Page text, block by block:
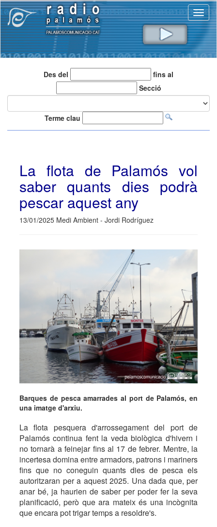
Des del
fins al
Secció
Terme clau
La flota de Palamós vol
saber quants dies podrà
pescar aquest any
13/01/2025 Medi Ambient - Jordi Rodríguez
Barques de pesca amarrades al port de Palamós, en
una imatge d'arxiu.
La flota pesquera d'arrossegament del port de
Palamós continua fent la veda biològica d'hivern i
no tornarà a feinejar fins al 17 de febrer. Mentre, la
incertesa domina entre armadors, patrons i mariners
fins que no coneguin quants dies de pesca els
autoritzaran per a aquest 2025. Una dada que, per
anar bé, ja haurien de saber per poder fer la seva
planificació, però que ara mateix és una incògnita
que encara pot trigar temps a resoldre's.